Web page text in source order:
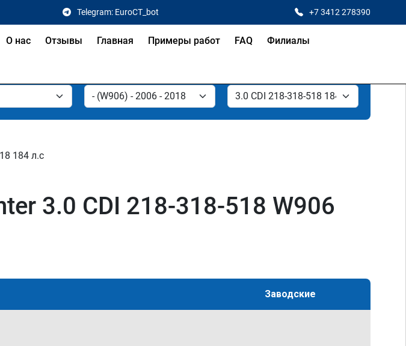
Telegram: EuroCT_bot +7 3412 278390
О нас Отзывы Главная Примеры работ FAQ Филиалы
184 л.с
3.0 CDI 218-318-518 W906
Заводские